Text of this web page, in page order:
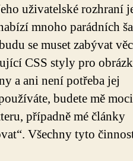
uživatelské rozhraní
mnoho parádních
se muset zabývat
CSS styly pro
a ani není potřeba jej
budete mě moci
případně mé články
Všechny tyto